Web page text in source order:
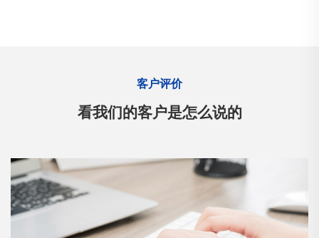
客户评价
看我们的客户是怎么说的